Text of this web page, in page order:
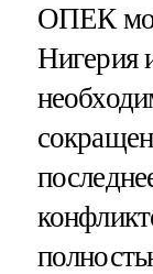
ОПЕК
Нигерия